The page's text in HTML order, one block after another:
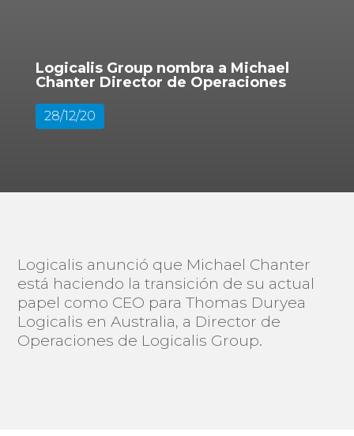
Logicalis Group nombra a Michael
Chanter Director de Operaciones
28/12/20
Logicalis anunció que Michael Chanter
está haciendo la transición de su actual
papel como CEO para Thomas Duryea
Logicalis en Australia, a Director de
Operaciones de Logicalis Group.